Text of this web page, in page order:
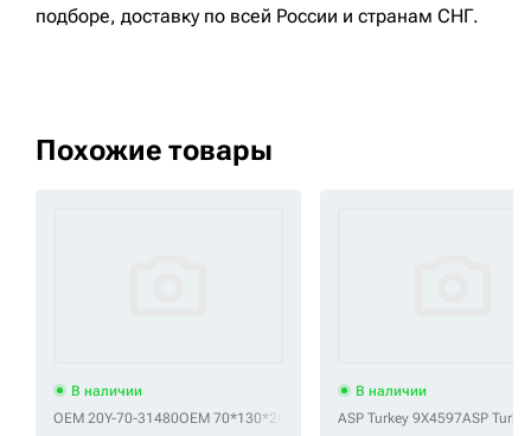
подборе, доставку по всей России и странам СНГ.
Похожие товары
В наличии
OEM 20Y-70-31480OEM 70*130*2 OEM S392-070120OEM S392-070135
В наличии
ASP Turkey 9X4597ASP